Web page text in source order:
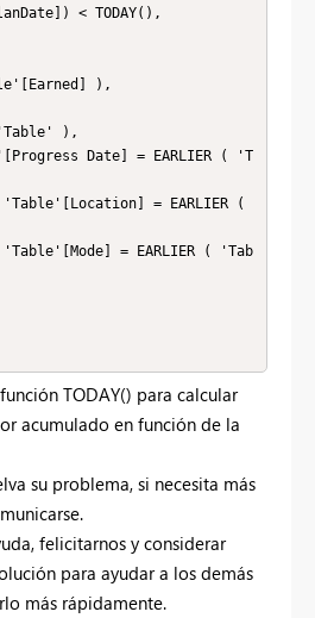
TODAY() para calcular
acumulado en función de la
su problema, si necesita más
felicitarnos y considerar
para ayudar a los demás
más rápidamente.